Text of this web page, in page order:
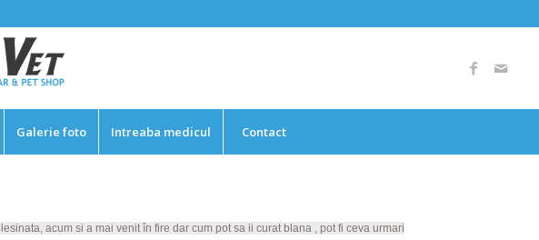
Galerie foto Intreaba medicul Contact
acum si a mai venit în fire dar cum pot sa ii curat blana , pot fi ceva urmari